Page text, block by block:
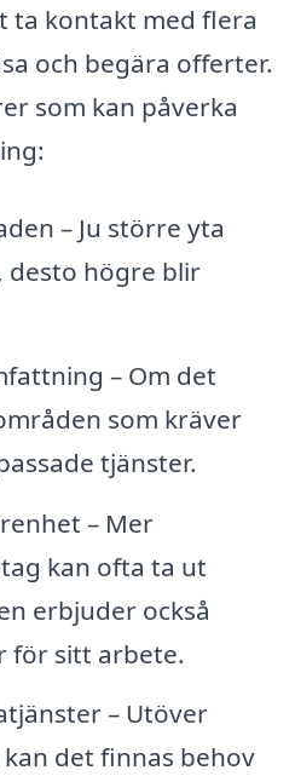
ta kontakt med flera
och begära offerter.
som kan påverka
– Ju större yta
desto högre blir
– Om det
som kräver
tjänster.
– Mer
kan ofta ta ut
erbjuder också
för sitt arbete.
– Utöver
det finnas behov